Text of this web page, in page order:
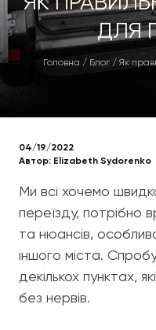
Головна / Блог / Як
ДЛЯ
04/19/2022
Автор: Elizabeth Sydorenko
Ми всі хочемо
переїзду, потрібно
та нюансів,
іншого міста.
декількох пунктах,
без нервів.